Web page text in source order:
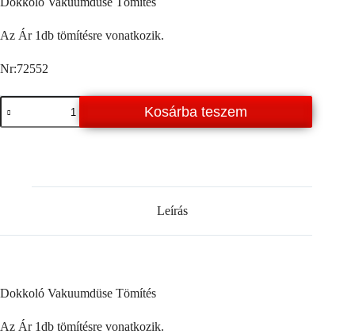
Az Ár 1db tömítésre vonatkozik.
Nr:72552
Dokkoló
Vakuumdüse
Tömítés
Kosárba teszem
Leírás
Dokkoló Vakuumdüse Tömítés
Az Ár 1db tömítésre vonatkozik.